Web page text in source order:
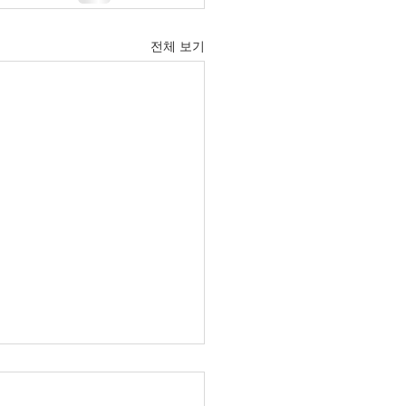
전체 보기
6월 21일 주보입니다.